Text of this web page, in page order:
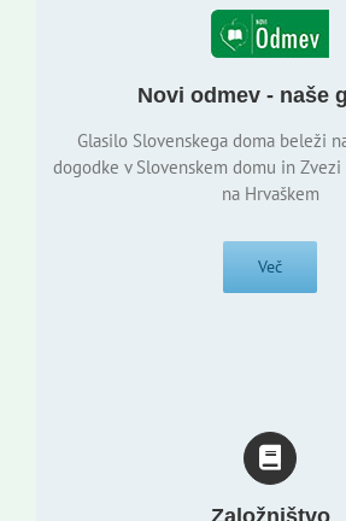
Novi odmev - naše
Glasilo Slovenskega doma beleži
dogodke v Slovenskem domu in
na Hrvaškem
Več